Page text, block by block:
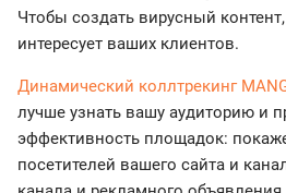
Чтобы создать вирусный
интересует ваших клиентов.
Динамический коллтрекинг
лучше узнать вашу аудиторию и
эффективность площадок:
посетителей вашего сайта и